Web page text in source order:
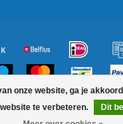
onze website, ga je
te verbeteren.
Dit
2026